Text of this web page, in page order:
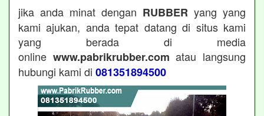
jika anda minat dengan RUBBER yang yang
kami ajukan, anda tepat datang di situs kami
yang berada di media
online www.pabrikrubber.com atau langsung
hubungi kami di 081351894500